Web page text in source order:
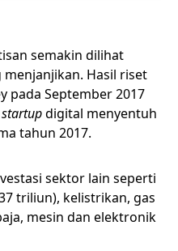
semakin dilihat
Hasil riset
pada September 2017
startupdigital menyentuh
tahun 2017.
sektor lain seperti
triliun), kelistrikan, gas
mesin dan elektronik